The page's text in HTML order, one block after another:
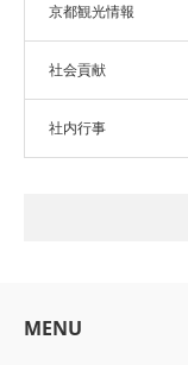
京都観光情報
社会貢献
社内行事
MENU